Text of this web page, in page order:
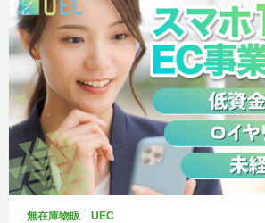
無在庫物販 UEC